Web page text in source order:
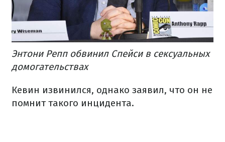
Энтони Репп обвинил Спейси в сексуальных
домогательствах
Кевин извинился, однако заявил, что он не
помнит такого инцидента.